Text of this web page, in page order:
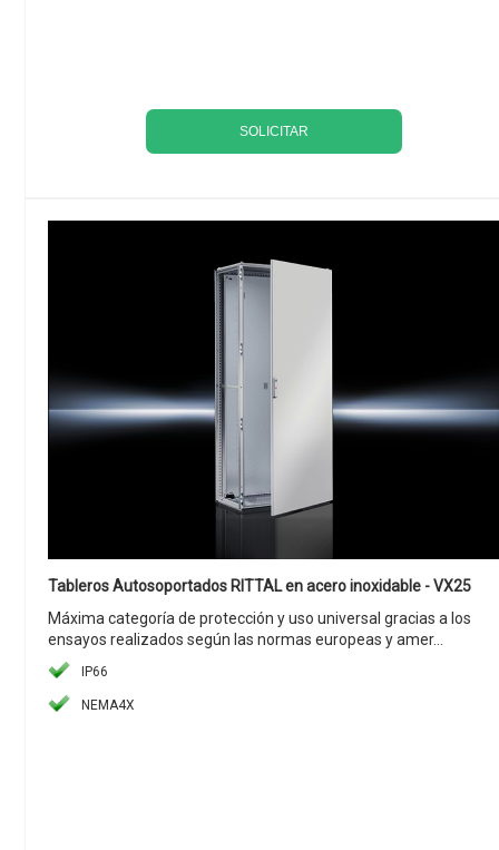
SOLICITAR
Tableros Autosoportados RITTAL en acero inoxidable - VX25
Máxima categoría de protección y uso universal gracias a los
ensayos realizados según las normas europeas y amer...
IP66
NEMA4X